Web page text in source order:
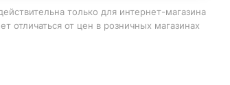
только для интернет-магазина
отличаться от цен в розничных магазинах